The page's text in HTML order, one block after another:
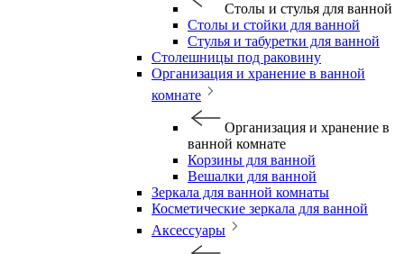
Столы и стулья для ванной
Столы и стойки для ванной
Стулья и табуретки для ванной
Столешницы под раковину
Организация и хранение в ванной
комнате
Организация и хранение в
ванной комнате
Корзины для ванной
Вешалки для ванной
Зеркала для ванной комнаты
Косметические зеркала для ванной
Аксессуары